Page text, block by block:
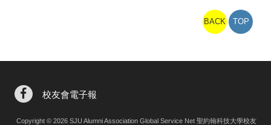
BACK TOP
校友會電子報
Copyright © 2026 SJU Alumni Association Global Service Net 聖約翰科技大學校友